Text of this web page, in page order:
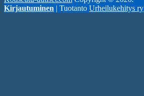
Kirjautuminen | Tuotanto Urheilukehitys ry